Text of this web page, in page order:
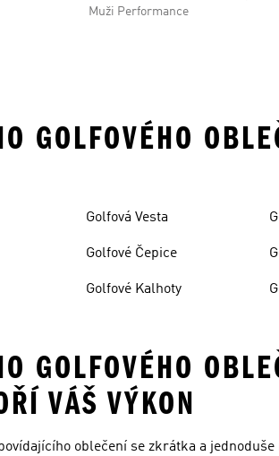
Muži Performance
GOLFOVÉHO
Golfová Vesta
Golfové Čepice
Golfové Kalhoty
GOLFOVÉHO
VÁŠ VÝKON
oblečení se zkrátka a jednoduše